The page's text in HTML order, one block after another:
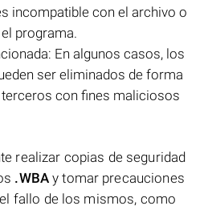
incompatible con el archivo o
programa.
En algunos casos, los
ser eliminados de forma
con fines maliciosos
realizar copias de seguridad
.WBA y tomar precauciones
fallo de los mismos, como